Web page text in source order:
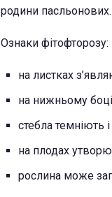
родини пасльонових.
Ознаки фітофторозу:
на листках
на нижньому
стебла темніють
на плодах
рослина може